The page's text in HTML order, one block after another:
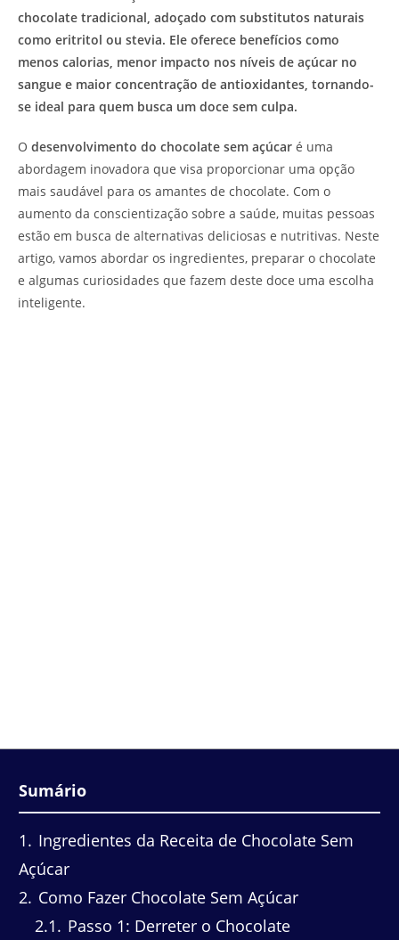
chocolate tradicional, adoçado com substitutos naturais
como eritritol ou stevia. Ele oferece benefícios como
menos calorias, menor impacto nos níveis de açúcar no
sangue e maior concentração de antioxidantes, tornando-
se ideal para quem busca um doce sem culpa.
O desenvolvimento do chocolate sem açúcar é uma
abordagem inovadora que visa proporcionar uma opção
mais saudável para os amantes de chocolate. Com o
aumento da conscientização sobre a saúde, muitas pessoas
estão em busca de alternativas deliciosas e nutritivas. Neste
artigo, vamos abordar os ingredientes, preparar o chocolate
e algumas curiosidades que fazem deste doce uma escolha
inteligente.
Sumário
1
Ingredientes da Receita de Chocolate Sem
Açúcar
2 Como Fazer Chocolate Sem Açúcar
2.1
Passo 1: Derreter o Chocolate